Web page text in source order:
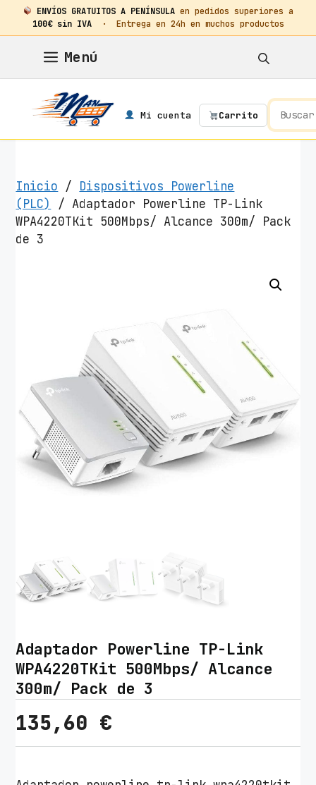
ENVÍOS GRATUITOS A PENÍNSULA en pedidos superiores a
100€ sin IVA· Entrega en 24h en muchos productos
contenido
Menú
Mi cuenta Carrito
Inicio / Dispositivos Powerline
(PLC)
/ Adaptador Powerline TP-Link
WPA4220TKit 500Mbps/ Alcance 300m/ Pack
de 3
Adaptador Powerline TP-Link
WPA4220TKit 500Mbps/ Alcance
300m/ Pack de 3
135,60 €